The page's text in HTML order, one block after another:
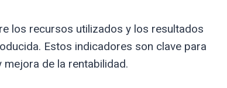
los recursos utilizados y los resultados
Estos indicadores son clave para
de la rentabilidad.